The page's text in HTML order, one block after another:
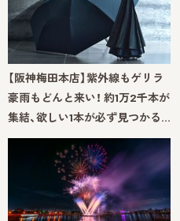
【阪神梅田本店】紫外線もゲリラ
豪雨もどんと来い！ 約1万2千本が
集結、欲しい1本が必ず見つかる…